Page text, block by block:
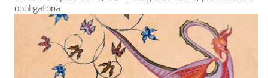
obbligatoria